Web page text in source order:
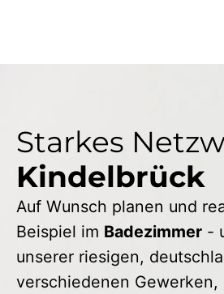
Starkes
Kindelbrück
Auf Wunsch planen und
Beispiel im Badezimmer -
unserer riesigen,
verschiedenen